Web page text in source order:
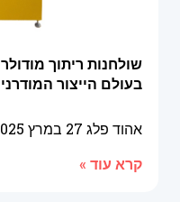
שולחנות ריתוך
בעולם הייצור המודרני
אהוד פלג 27 במרץ 2025
קרא עוד »